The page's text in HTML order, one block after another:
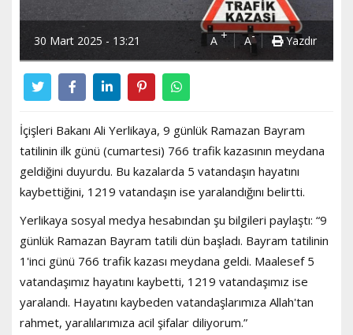
30 Mart 2025 - 13:21 A + A- Yazdır
İçişleri Bakanı Ali Yerlikaya, 9 günlük Ramazan Bayram
tatilinin ilk günü (cumartesi) 766 trafik kazasının meydana
geldiğini duyurdu. Bu kazalarda 5 vatandaşın hayatını
kaybettiğini, 1219 vatandaşın ise yaralandığını belirtti.
Yerlikaya sosyal medya hesabından şu bilgileri paylaştı: “9
günlük Ramazan Bayram tatili dün başladı. Bayram tatilinin
1'inci günü 766 trafik kazası meydana geldi. Maalesef 5
vatandaşımız hayatını kaybetti, 1219 vatandaşımız ise
yaralandı. Hayatını kaybeden vatandaşlarımıza Allah'tan
rahmet, yaralılarımıza acil şifalar diliyorum.”